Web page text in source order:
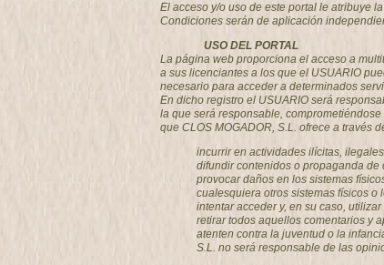
El acceso y/o uso de este portal le atribuye
Condiciones serán de aplicación
USO DEL PORTAL
La página web proporciona el acceso a
a sus licenciantes a los que el USUARIO
necesario para acceder a determinados
En dicho registro el USUARIO será
la que será responsable,
que CLOS MOGADOR, S.L. ofrece a través
incurrir en actividades ilícitas,
difundir contenidos o propaganda
provocar daños en los sistemas
cualesquiera otros sistemas físicos
intentar acceder y, en su caso,
retirar todos aquellos comentarios y
atenten contra la juventud o la
S.L. no será responsable de las